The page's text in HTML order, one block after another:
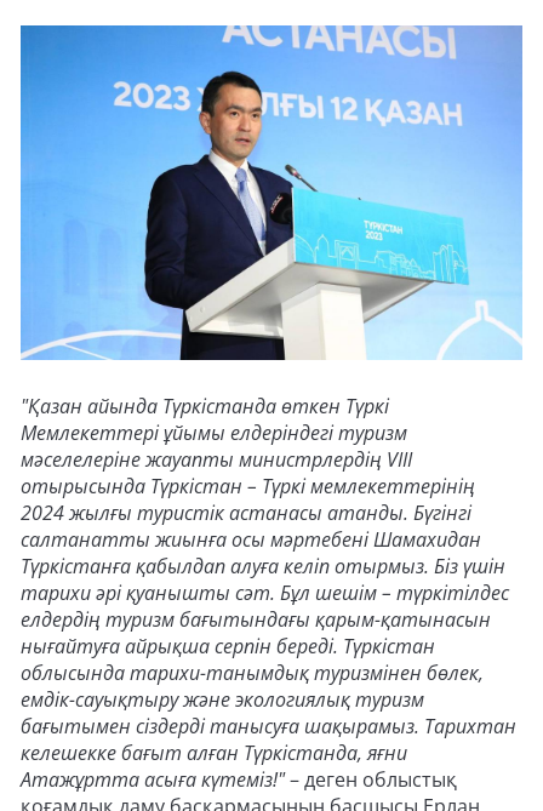
"Қазан айында Түркістанда өткен Түркі
Мемлекеттері ұйымы елдеріндегі туризм
мәселелеріне жауапты министрлердің VIII
отырысында Түркістан – Түркі мемлекеттерінің
2024 жылғы туристік астанасы атанды. Бүгінгі
салтанатты жиынға осы мәртебені Шамахидан
Түркістанға қабылдап алуға келіп отырмыз. Біз үшін
тарихи әрі қуанышты сәт. Бұл шешім – түркітілдес
елдердің туризм бағытындағы қарым-қатынасын
нығайтуға айрықша серпін береді. Түркістан
облысында тарихи-танымдық туризмінен бөлек,
емдік-сауықтыру және экологиялық туризм
бағытымен сіздерді танысуға шақырамыз. Тарихтан
келешекке бағыт алған Түркістанда, яғни
Атажұртта асыға күтеміз!"– деген облыстық